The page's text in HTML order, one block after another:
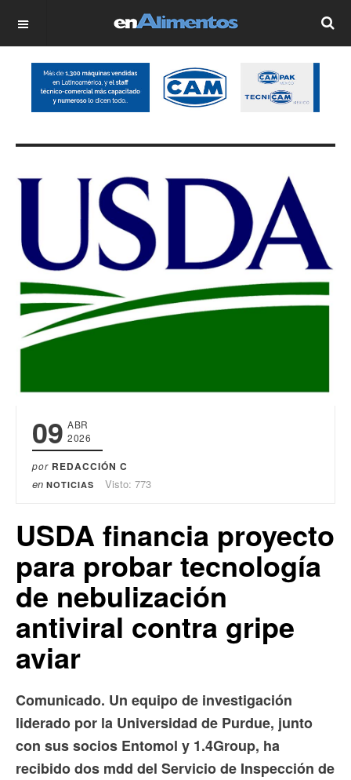
OFF CANVAS
09 ABR
2026
por REDACCIÓN C
en NOTICIAS Visto: 773
USDA financia proyecto
para probar tecnología
de nebulización
antiviral contra gripe
aviar
Comunicado. Un equipo de investigación
liderado por la Universidad de Purdue, junto
con sus socios Entomol y 1.4Group, ha
recibido dos mdd del Servicio de Inspección de